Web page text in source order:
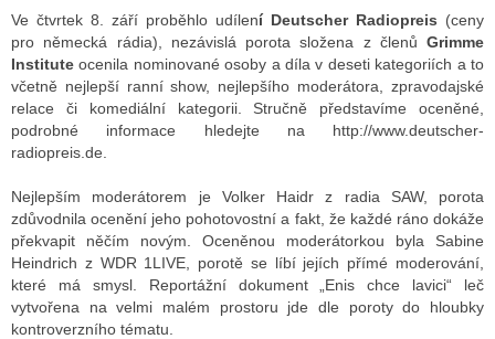
INTERNET
RÁDIA
STRÁNKY RÁDIÍ
TISK
Ve čtvrtek 8. září proběhlo udílení Deutscher Radiopreis (ceny
pro německá rádia), nezávislá porota složena z členů Grimme
Institute ocenila nominované osoby a díla v deseti kategoriích a to
včetně nejlepší ranní show, nejlepšího moderátora, zpravodajské
relace či komediální kategorii. Stručně představíme oceněné,
podrobné informace hledejte na http://www.deutscher-
radiopreis.de.
Nejlepším moderátorem je Volker Haidr z radia SAW, porota
zdůvodnila ocenění jeho pohotovostní a fakt, že každé ráno dokáže
překvapit něčím novým. Oceněnou moderátorkou byla Sabine
Heindrich z WDR 1LIVE, porotě se líbí jejích přímé moderování,
které má smysl. Reportážní dokument „Enis chce lavici“ leč
vytvořena na velmi malém prostoru jde dle poroty do hloubky
kontroverzního tématu.